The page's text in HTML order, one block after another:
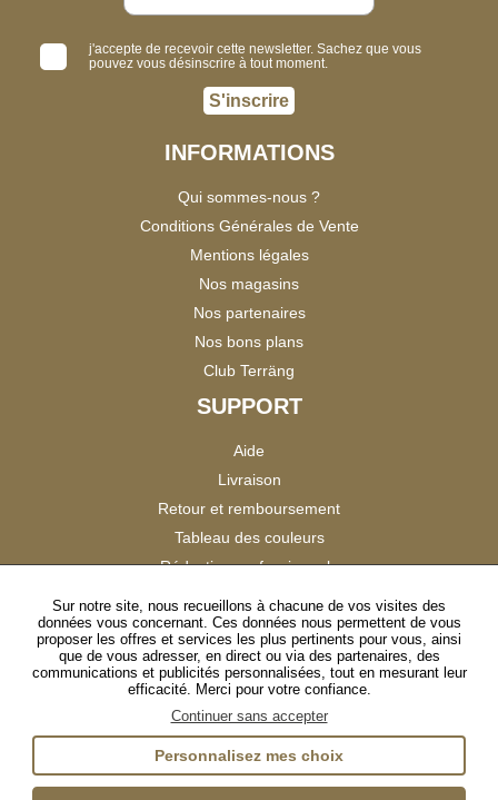
j'accepte de recevoir cette newsletter. Sachez que vous
pouvez vous désinscrire à tout moment.
S'inscrire
INFORMATIONS
Qui sommes-nous ?
Conditions Générales de Vente
Mentions légales
Nos magasins
Nos partenaires
Nos bons plans
Club Terräng
SUPPORT
Aide
Livraison
Retour et remboursement
Tableau des couleurs
Réduction professionnels
Satisfaction Clients
SUIVEZ-NOUS
InstagramTikTokFacebookYouTubeLinkedIn
Sur notre site, nous recueillons à chacune de vos visites des
données vous concernant. Ces données nous permettent de vous
proposer les offres et services les plus pertinents pour vous, ainsi
que de vous adresser, en direct ou via des partenaires, des
communications et publicités personnalisées, tout en mesurant leur
efficacité. Merci pour votre confiance.
Continuer sans accepter
Personnalisez mes choix